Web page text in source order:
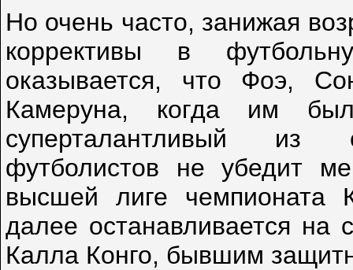
Но очень часто, занижая
коррективы в
оказывается, что Фоэ,
Камеруна, когда им
суперталантливый из
футболистов не убедит
высшей лиге чемпионата
далее останавливается
Калла Конго, бывшим